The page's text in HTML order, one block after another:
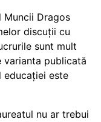
Muncii Dragos
discuții cu
sunt mult
publicată
educației este
nu ar trebui